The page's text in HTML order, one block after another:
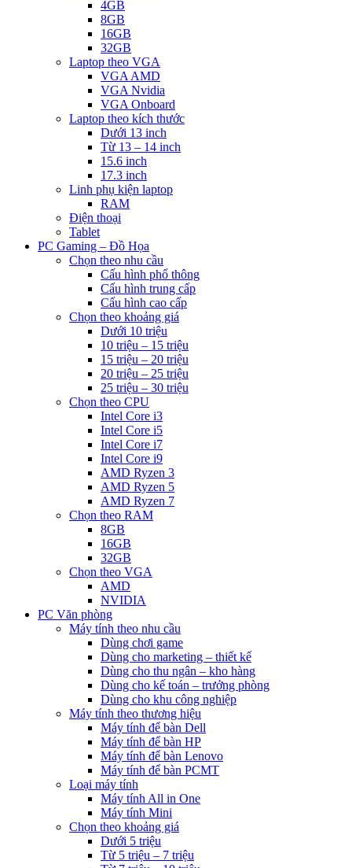
4GB
8GB
16GB
32GB
Laptop theo VGA
VGA AMD
VGA Nvidia
VGA Onboard
Laptop theo kích thước
Dưới 13 inch
Từ 13 – 14 inch
15.6 inch
17.3 inch
Linh phụ kiện laptop
RAM
Điện thoại
Tablet
PC Gaming – Đồ Họa
Chọn theo nhu cầu
Cấu hình phổ thông
Cấu hình trung cấp
Cấu hình cao cấp
Chọn theo khoảng giá
Dưới 10 triệu
10 triệu – 15 triệu
15 triệu – 20 triệu
20 triệu – 25 triệu
25 triệu – 30 triệu
Chọn theo CPU
Intel Core i3
Intel Core i5
Intel Core i7
Intel Core i9
AMD Ryzen 3
AMD Ryzen 5
AMD Ryzen 7
Chọn theo RAM
8GB
16GB
32GB
Chọn theo VGA
AMD
NVIDIA
PC Văn phòng
Máy tính theo nhu cầu
Dùng chơi game
Dùng cho marketing – thiết kế
Dùng cho thu ngân – kho hàng
Dùng cho kế toán – trưởng phòng
Dùng cho khu công nghiệp
Máy tính theo thương hiệu
Máy tính để bàn Dell
Máy tính để bàn HP
Máy tính để bàn Lenovo
Máy tính để bàn PCMT
Loại máy tính
Máy tính All in One
Máy tính Mini
Chọn theo khoảng giá
Dưới 5 triệu
Từ 5 triệu – 7 triệu